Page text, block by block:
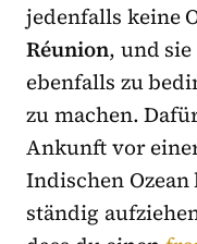
jedenfalls keine
Réunion, und
ebenfalls zu
zu machen.
Ankunft vor
Indischen
ständig